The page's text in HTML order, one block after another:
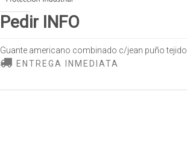
Pedir INFO
Guante americano combinado c/jean puño tejido.
ENTREGA INMEDIATA